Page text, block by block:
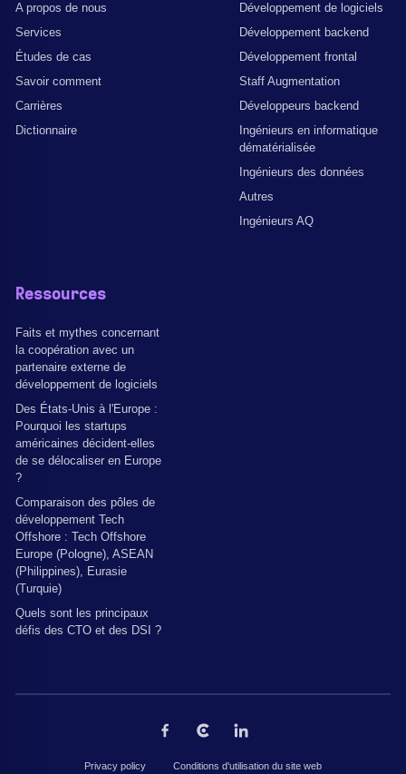
A propos de nous
Services
Études de cas
Savoir comment
Carrières
Dictionnaire
Développement de logiciels
Développement backend
Développement frontal
Staff Augmentation
Développeurs backend
Ingénieurs en informatique
dématérialisée
Ingénieurs des données
Autres
Ingénieurs AQ
Ressources
Faits et mythes concernant
la coopération avec un
partenaire externe de
développement de logiciels
Des États-Unis à l'Europe :
Pourquoi les startups
américaines décident-elles
de se délocaliser en Europe
?
Comparaison des pôles de
développement Tech
Offshore : Tech Offshore
Europe (Pologne), ASEAN
(Philippines), Eurasie
(Turquie)
Quels sont les principaux
défis des CTO et des DSI ?
Privacy policy Conditions d'utilisation du site web